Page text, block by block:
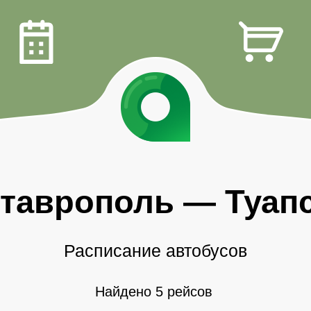
—
Расписание автобусов
Найдено 5 рейсов